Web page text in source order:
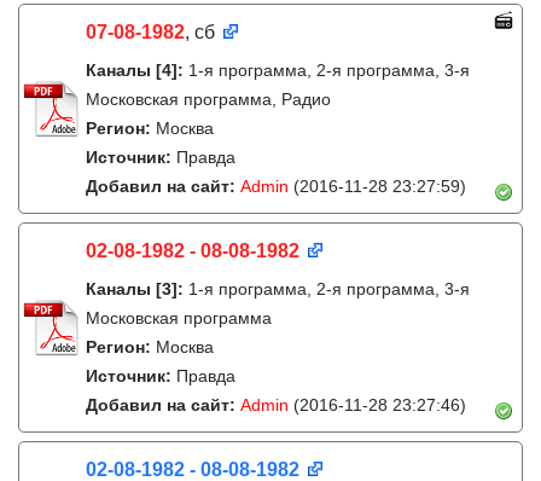
07-08-1982, сб
Каналы [4]: 1-я программа, 2-я программа, 3-я
Московская программа, Радио
Регион: Москва
Источник: Правда
Добавил на сайт: Admin (2016-11-28 23:27:59)
02-08-1982 - 08-08-1982
Каналы [3]: 1-я программа, 2-я программа, 3-я
Московская программа
Регион: Москва
Источник: Правда
Добавил на сайт: Admin (2016-11-28 23:27:46)
02-08-1982 - 08-08-1982